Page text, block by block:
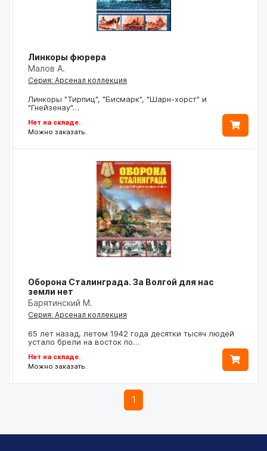
Линкоры фюрера
Малов А.
Серия: Арсенал коллекция
Линкоры "Тирпиц", "Бисмарк", "Шарн-хорст" и
"Гнейзенау"…
Нет на складе.
Можно заказать.
Оборона Сталинграда. За Волгой для нас
земли нет
Барятинский М.
Серия: Арсенал коллекция
65 лет назад, летом 1942 года десятки тысяч людей
устало брели на восток по…
Нет на складе.
Можно заказать.
1